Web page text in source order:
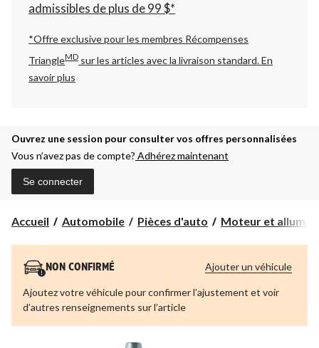
admissibles de plus de 99 $*
*Offre exclusive pour les membres Récompenses
TriangleMD sur les articles avec la livraison standard.En
savoir plus
Ouvrez une session pour consulter vos offres personnalisées
Vous n’avez pas de compte? Adhérez maintenant
Se connecter
Accueil Automobile Pièces d'auto Moteur et
NON CONFIRMÉ
Ajoutez votre véhicule pour confirmer l’ajustement et voir
d’autres renseignements sur l’article
Ajouter un véhicule